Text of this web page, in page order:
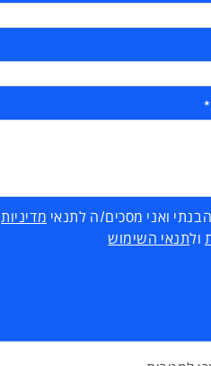
ואני מסכים/ה לתנאי מדיניות
ולתנאי השימוש